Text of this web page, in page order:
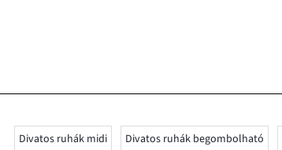
Divatos ruhák midi Divatos ruhák begombolható